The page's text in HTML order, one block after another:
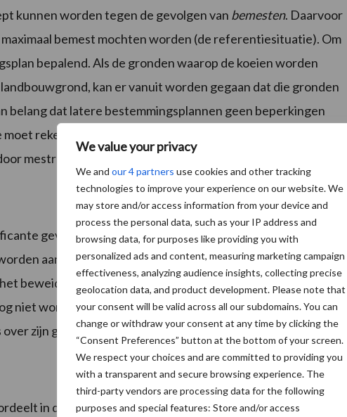
We value your privacy
We and our 4 partners use cookies and other tracking
technologies to improve your experience on our website. We
may store and/or access information from your device and
process the personal data, such as your IP address and
browsing data, for purposes like providing you with
personalized ads and content, measuring marketing campaign
effectiveness, analyzing audience insights, collecting precise
geolocation data, and product development. Please note that
your consent will be valid across all our subdomains. You can
change or withdraw your consent at any time by clicking the
“Consent Preferences” button at the bottom of your screen.
We respect your choices and are committed to providing you
with a transparent and secure browsing experience. The
third-party vendors are processing data for the following
purposes and special features: Store and/or access
kunnen worden tegen de gevolgen van bemesten. Daarvoor
bemest mochten worden (de referentiesituatie). Om
bepalend. Als de gronden waarop de koeien worden
kan er vanuit worden gegaan dat die gronden
belang dat latere bestemmingsplannen geen beperkingen
rekening worden gehouden met de algemene
mestregelgeving.
gevolgen van het weiden van koeien voor beschermde
aangetoond, zal de provincie op basis van een nadere
beweiden in kaart moeten brengen. Voor de melkveehouder
niet worden vastgesteld of wegstrepen mogelijk is. Daarvoor
zijn gronden bij de provincie Utrecht indienen.
in de uitspraak ook dat voor emissiearme stallen van het